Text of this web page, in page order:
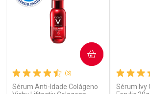
Ativar Desconto
Comprar sem Desconto
Comprar sem Desconto
(3)
Sérum Anti-Idade Colágeno
COMPRAR
Sérum Ivy